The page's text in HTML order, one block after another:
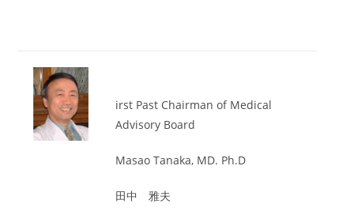
irst Past Chairman of Medical
Advisory Board
Masao Tanaka, MD. Ph.D
田中 雅夫